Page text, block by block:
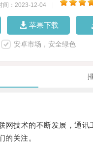
间：2023-12-04
苹果下载
安卓市场，安全绿色
技术的不断发展，通讯
的关注。